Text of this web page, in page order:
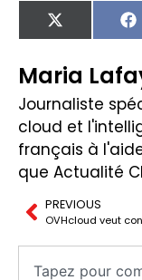
X
(Twitter)
Maria
Journaliste
cloud et
français à
que Actualité
PREVIOUS